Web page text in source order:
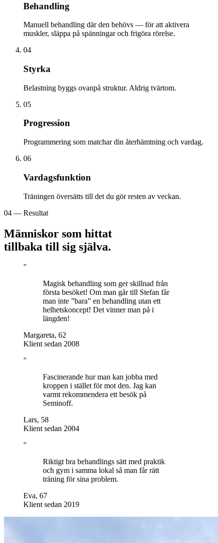
Behandling
Manuell behandling där den behövs — för att aktivera
muskler, släppa på spänningar och frigöra rörelse.
04
Styrka
Belastning byggs ovanpå struktur. Aldrig tvärtom.
05
Progression
Programmering som matchar din återhämtning och vardag.
06
Vardagsfunktion
Träningen översätts till det du gör resten av veckan.
04 — Resultat
Människor som hittat
tillbaka till sig själva.
"
Magisk behandling som ger skillnad från
första besöket! Om man går till Stefan får
man inte ”bara” en behandling utan ett
helhetskoncept! Det vinner man på i
längden!
Margareta, 62
Klient sedan 2008
"
Fascinerande hur man kan jobba med
kroppen i stället för mot den. Jag kan
varmt rekommendera ett besök på
Seminoff.
Lars, 58
Klient sedan 2004
"
Riktigt bra behandlings sätt med praktik
och gym i samma lokal så man får rätt
träning för sina problem.
Eva, 67
Klient sedan 2019